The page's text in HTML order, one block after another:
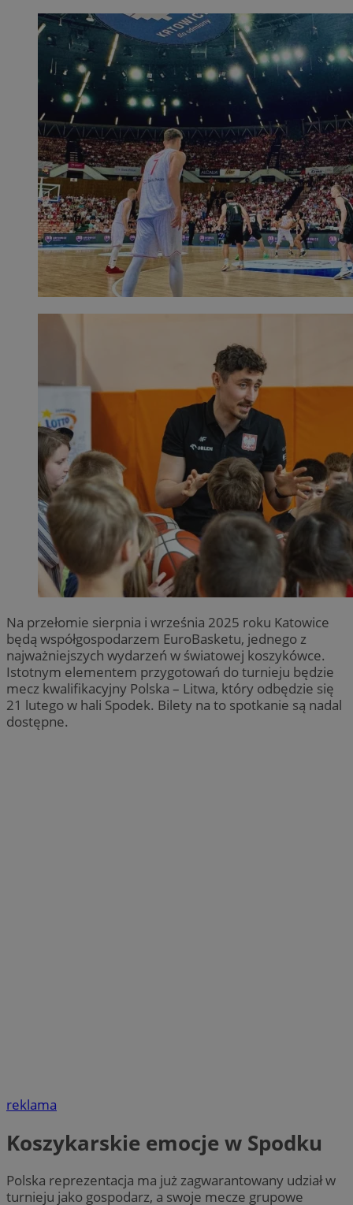
Na przełomie sierpnia i września 2025 roku Katowice
będą współgospodarzem EuroBasketu, jednego z
najważniejszych wydarzeń w światowej koszykówce.
Istotnym elementem przygotowań do turnieju będzie
mecz kwalifikacyjny Polska – Litwa, który odbędzie się
21 lutego w hali Spodek. Bilety na to spotkanie są nadal
dostępne.
reklama
Koszykarskie emocje w Spodku
Polska reprezentacja ma już zagwarantowany udział w
turnieju jako gospodarz, a swoje mecze grupowe